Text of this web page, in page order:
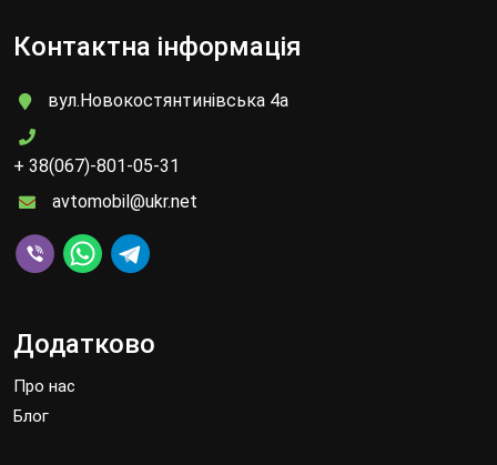
Контактна інформація
вул.Новокостянтинівська 4а
+ 38(067)-801-05-31
avtomobil@ukr.net
Додатково
Про нас
Блог